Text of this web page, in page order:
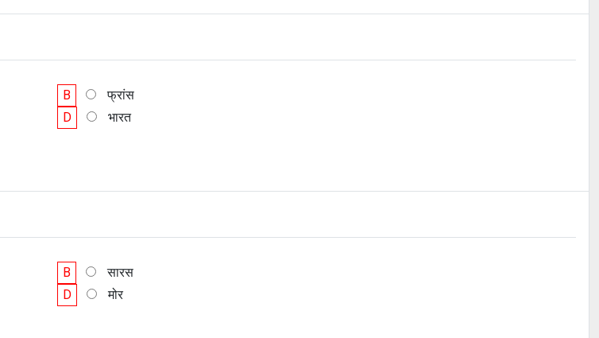
B
फ्रांस
D भारत
B
सारस
D मोर